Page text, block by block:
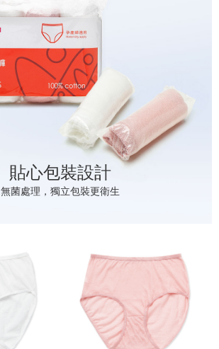
貼心包裝設計
無菌處理，獨立包裝更衛生